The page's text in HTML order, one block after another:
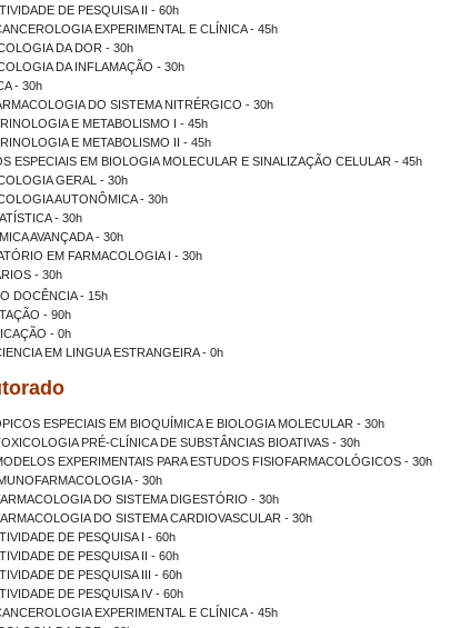
DE PESQUISA II - 60h
EXPERIMENTAL E CLÍNICA - 45h
DA DOR - 30h
DA INFLAMAÇÃO - 30h
- 30h
DO SISTEMA NITRÉRGICO - 30h
E METABOLISMO I - 45h
E METABOLISMO II - 45h
ESPECIAIS EM BIOLOGIA MOLECULAR E SINALIZAÇÃO CELULAR - 45h
GERAL - 30h
AUTONÔMICA - 30h
- 30h
AVANÇADA - 30h
EM FARMACOLOGIA I - 30h
- 30h
DOCÊNCIA - 15h
- 90h
- 0h
EM LINGUA ESTRANGEIRA - 0h
ESPECIAIS EM BIOQUÍMICA E BIOLOGIA MOLECULAR - 30h
PRÉ-CLÍNICA DE SUBSTÂNCIAS BIOATIVAS - 30h
EXPERIMENTAIS PARA ESTUDOS FISIOFARMACOLÓGICOS - 30h
- 30h
DO SISTEMA DIGESTÓRIO - 30h
DO SISTEMA CARDIOVASCULAR - 30h
DE PESQUISA I - 60h
DE PESQUISA II - 60h
DE PESQUISA III - 60h
DE PESQUISA IV - 60h
EXPERIMENTAL E CLÍNICA - 45h